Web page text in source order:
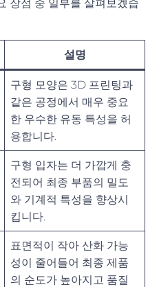
장점 중 일부를 살펴보겠습
설명
구형 모양은 3D 프린팅과
같은 공정에서 매우 중요
한 우수한 유동 특성을 허
용합니다.
구형 입자는 더 가깝게 충
전되어 최종 부품의 밀도
와 기계적 특성을 향상시
킵니다.
표면적이 작아 산화 가능
성이 줄어들어 최종 제품
의 순도가 높아지고 품질